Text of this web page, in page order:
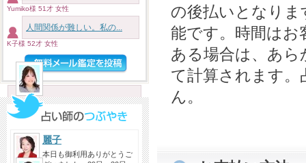
電話鑑定予約しました。恋愛相談
た...
神星ネコ先生へ
2026/08/07
昨日も今日もネコ先生にお電話 今
日はお礼を兼ねて。 先生のお...
Yumiko様 51才 女性
人間関係が難しい。私の...
K子様 52才 女性
麗子
本日も御利用ありがとうご
の後払いとなり
能です。時間はお
ある場合は、あ
て計算されます
ん。